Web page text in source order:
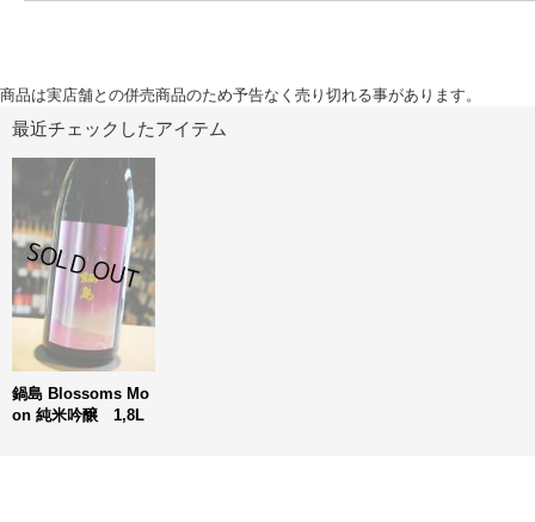
商品は実店舗との併売商品のため予告なく売り切れる事があります。
最近チェックしたアイテム
鍋島 Blossoms Mo
on 純米吟醸 1,8L